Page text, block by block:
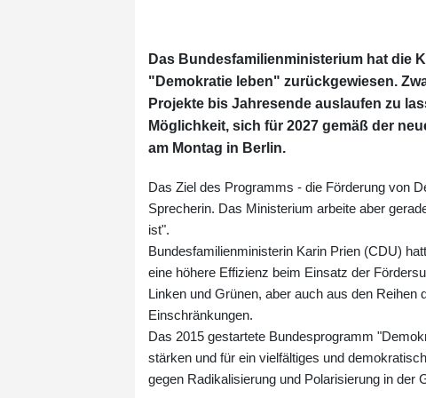
Das Bundesfamilienministerium hat die
"Demokratie leben" zurückgewiesen.
Projekte bis Jahresende auslaufen zu
Möglichkeit, sich für 2027 gemäß der
am Montag in Berlin.
Das Ziel des Programms - die Förderung von
Sprecherin. Das Ministerium arbeite aber
ist".
Bundesfamilienministerin Karin Prien (CDU)
eine höhere Effizienz beim Einsatz der
Linken und Grünen, aber auch aus den
Einschränkungen.
Das 2015 gestartete Bundesprogramm
stärken und für ein vielfältiges und
gegen Radikalisierung und Polarisierung in der